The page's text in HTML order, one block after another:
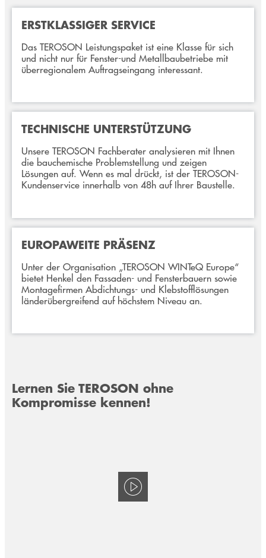
ERSTKLASSIGER SERVICE
Das TEROSON Leistungspaket ist eine Klasse für sich
und nicht nur für Fenster-und Metallbaubetriebe mit
überregionalem Auftragseingang interessant.
TECHNISCHE UNTERSTÜTZUNG
Unsere TEROSON Fachberater analysieren mit Ihnen
die bauchemische Problemstellung und zeigen
Lösungen auf. Wenn es mal drückt, ist der TEROSON-
Kundenservice innerhalb von 48h auf Ihrer Baustelle.
EUROPAWEITE PRÄSENZ
Unter der Organisation „TEROSON WINTeQ Europe“
bietet Henkel den Fassaden- und Fensterbauern sowie
Montagefirmen Abdichtungs- und Klebstofflösungen
länderübergreifend auf höchstem Niveau an.
Lernen Sie TEROSON ohne
Kompromisse kennen!